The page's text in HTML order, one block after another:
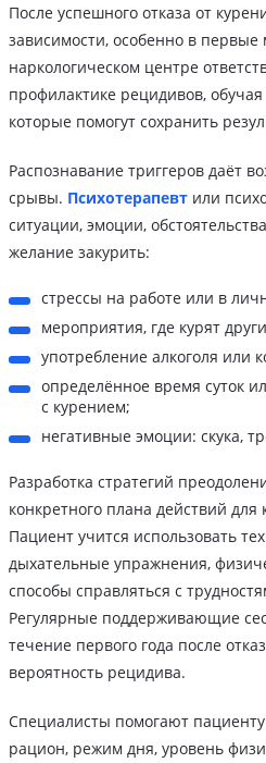
После успешного отказа от
зависимости, особенно в
наркологическом центре
профилактике рецидивов,
которые помогут сохранить
Распознавание триггеров даёт
срывы. Психотерапевт или
ситуации, эмоции,
желание закурить:
стрессы на работе или в
мероприятия, где курят
употребление алкоголя или
определённое время суток
с курением;
негативные эмоции: скука,
Разработка стратегий
конкретного плана действий
Пациент учится использовать
дыхательные упражнения,
способы справляться с
Регулярные поддерживающие
течение первого года после
вероятность рецидива.
Специалисты помогают
рацион, режим дня, уровень